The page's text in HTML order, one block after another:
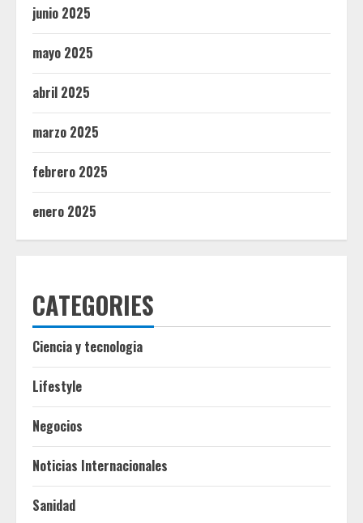
junio 2025
mayo 2025
abril 2025
marzo 2025
febrero 2025
enero 2025
CATEGORIES
Ciencia y tecnologia
Lifestyle
Negocios
Noticias Internacionales
Sanidad